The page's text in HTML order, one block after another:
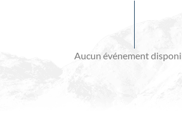
Aucun événement